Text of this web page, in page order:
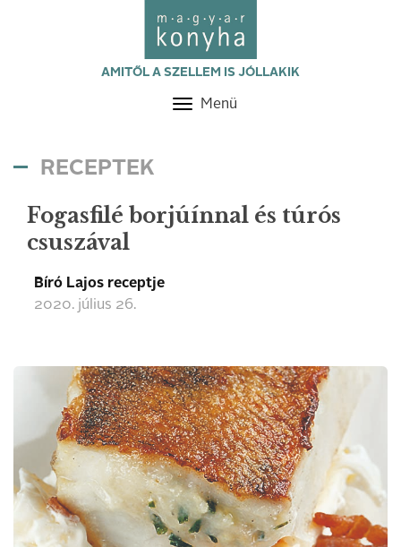
AMITŐL A SZELLEM IS JÓLLAKIK
Toggle
Menü
RECEPTEK
Fogasfilé borjúínnal és túrós
csuszával
Bíró Lajos receptje
2020. július 26.